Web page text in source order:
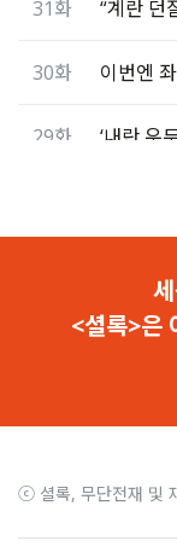
31화 “계란 던
30화 이번엔
29화 ‘내란 우
윤석열
정혜경
<셜록>은
ⓒ 셜록, 무단전재 및